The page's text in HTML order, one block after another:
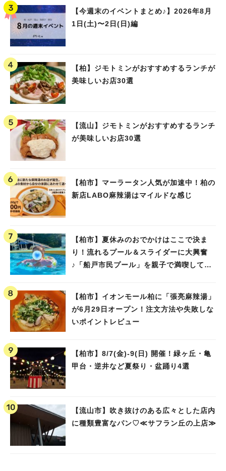
【今週末のイベントまとめ♪】2026年8月
1日(土)〜2日(日)編
【柏】ジモトミンがおすすめするランチが
美味しいお店30選
【流山】ジモトミンがおすすめするランチ
が美味しいお店30選
【柏市】マーラータン人気が加速中！柏の
新店LABO麻辣湯はマイルドな感じ
【柏市】夏休みのおでかけはここで決ま
り！流れるプール＆スライダーに大興奮
♪「船戸市民プール」を親子で満喫してき
【柏市】イオンモール柏に「張亮麻辣湯」
が6月29日オープン！注文方法や失敗しな
いポイントレビュー
【柏市】8/7(金)‐9(日) 開催！緑ヶ丘・亀
甲台・逆井など夏祭り・盆踊り4選
【流山市】吹き抜けのある広々とした店内
に種類豊富なパン♡≪サフラン丘の上店≫